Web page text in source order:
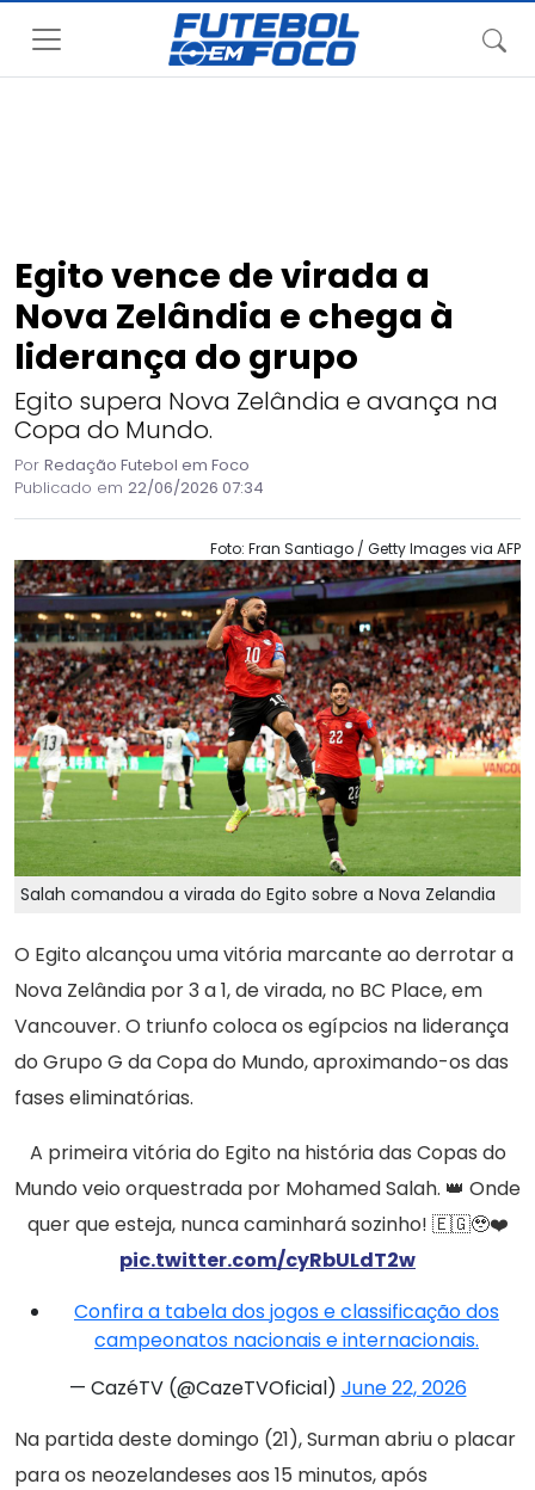
Egito vence de virada a
Nova Zelândia e chega à
liderança do grupo
Egito supera Nova Zelândia e avança na
Copa do Mundo.
Por Redação Futebol em Foco
Publicado em 22/06/2026 07:34
Foto: Fran Santiago / Getty Images via AFP
Salah comandou a virada do Egito sobre a Nova Zelandia
O Egito alcançou uma vitória marcante ao derrotar a
Nova Zelândia por 3 a 1, de virada, no BC Place, em
Vancouver. O triunfo coloca os egípcios na liderança
do Grupo G da Copa do Mundo, aproximando-os das
fases eliminatórias.
A primeira vitória do Egito na história das Copas do
Mundo veio orquestrada por Mohamed Salah. 👑 Onde
quer que esteja, nunca caminhará sozinho! 🇪🇬🥹❤️
pic.twitter.com/cyRbULdT2w
Confira a tabela dos jogos e classificação dos
campeonatos nacionais e internacionais.
— CazéTV (@CazeTVOficial) June 22, 2026
Na partida deste domingo (21), Surman abriu o placar
para os neozelandeses aos 15 minutos, após